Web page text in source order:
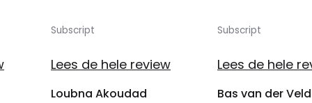
Subscript
Lees de hele review
Subscript
Lees de hele
Loubna Akoudad Bas van der